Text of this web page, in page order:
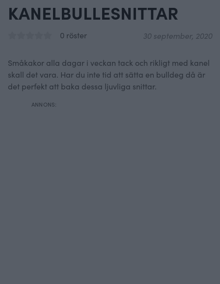
KANELBULLESNITTAR
0 röster 30 september, 2020
Småkakor alla dagar i veckan tack och rikligt med kanel
skall det vara. Har du inte tid att sätta en bulldeg då är
det perfekt att baka dessa ljuvliga snittar.